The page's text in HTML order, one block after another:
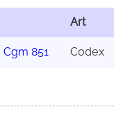
Art
Cgm 851 Codex